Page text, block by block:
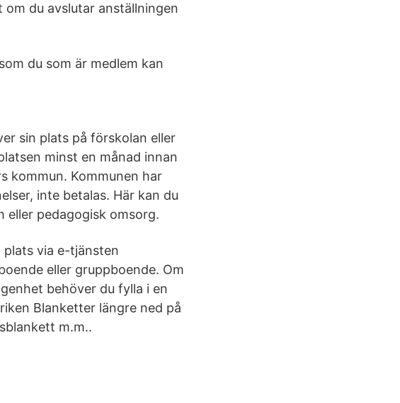
du avslutar anställningen
du som är medlem kan
sin plats på förskolan eller
minst en månad innan
kommun. Kommunen har
inte betalas. Här kan du
eller pedagogisk omsorg.
plats via e-tjänsten
eller gruppboende. Om
behöver du fylla i en
Blanketter längre ned på
m.m..